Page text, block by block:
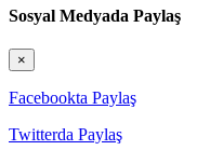
Sosyal Medyada Paylaş
×
Facebookta Paylaş
Twitterda Paylaş